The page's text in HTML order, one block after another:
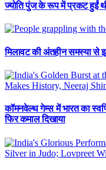
ज्योति पुंज के रूप में प्रकट हुईं
मिलावट की अंतहीन समस्या से
कॉमनवेल्थ गेम्स में भारत का
फिर कमाल दिखाया